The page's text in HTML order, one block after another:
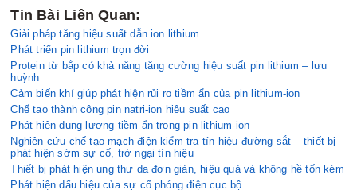
Tin Bài Liên Quan:
Giải pháp tăng hiệu suất dẫn ion lithium
Phát triển pin lithium trọn đời
Protein từ bắp có khả năng tăng cường hiệu suất pin lithium – lưu
huỳnh
Cảm biến khí giúp phát hiện rủi ro tiềm ẩn của pin lithium-ion
Chế tạo thành công pin natri-ion hiệu suất cao
Phát hiện dung lượng tiềm ẩn trong pin lithium-ion
Nghiên cứu chế tạo mạch điện kiểm tra tín hiệu đường sắt – thiết bị
phát hiện sớm sự cố, trở ngại tín hiệu
Thiết bị phát hiện ung thư da đơn giản, hiệu quả và không hề tốn kém
Phát hiện dấu hiệu của sự cố phóng điện cục bộ